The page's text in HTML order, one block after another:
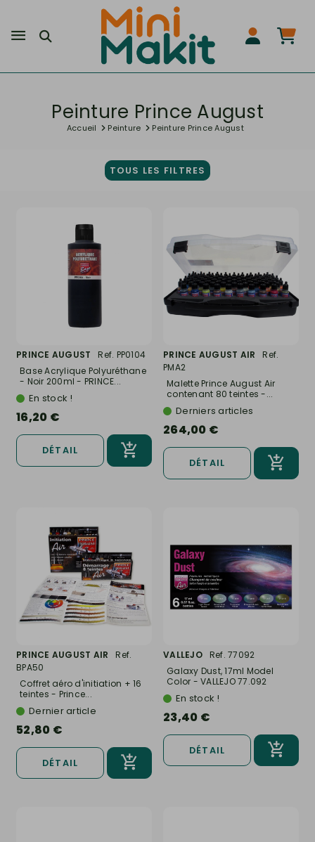
Peinture Prince August
Accueil Peinture Peinture Prince August
TOUS LES FILTRES
PRINCE AUGUST
Ref. PP0104
Base Acrylique Polyuréthane
- Noir 200ml - PRINCE...
En stock !
16,20 €
DÉTAIL
PRINCE AUGUST AIR
Ref.
PMA2
Malette Prince August Air
contenant 80 teintes -...
Derniers articles
264,00 €
DÉTAIL
PRINCE AUGUST AIR
Ref.
BPA50
Coffret aéro d'initiation + 16
teintes - Prince...
Dernier article
52,80 €
DÉTAIL
VALLEJO
Ref. 77092
Galaxy Dust, 17ml Model
Color - VALLEJO 77.092
En stock !
23,40 €
DÉTAIL